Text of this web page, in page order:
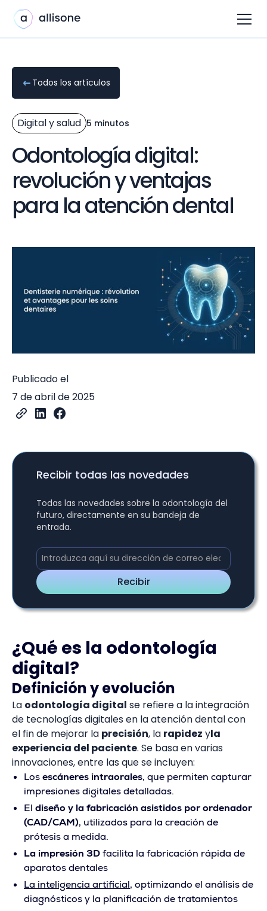
Todos los artículos
Digital y salud 5 minutos
Odontología digital:
revolución y ventajas
para la atención dental
Publicado el
7 de abril de 2025
Recibir todas las novedades
Todas las novedades sobre la odontología del
futuro, directamente en su bandeja de
entrada.
¿Qué es la odontología
digital?
Definición y evolución
La odontología digital se refiere a la integración
de tecnologías digitales en la atención dental con
el fin de mejorar la precisión, la rapidez yla
experiencia del paciente. Se basa en varias
innovaciones, entre las que se incluyen:
Losescáneres intraorales, que permiten capturar
impresiones digitales detalladas.
El diseño y la fabricación asistidos por ordenador
(CAD/CAM), utilizados para la creación de
prótesis a medida.
La impresión 3Dfacilita la fabricación rápida de
aparatos dentales
La inteligencia artificial, optimizando el análisis de
diagnósticos y la planificación de tratamientos